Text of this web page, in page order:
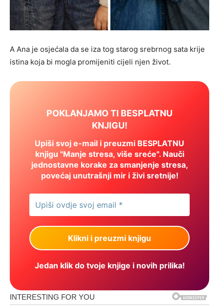
A Ana je osjećala da se iza tog starog srebrnog sata krije
istina koja bi mogla promijeniti cijeli njen život.
POKLANJAMO TI BESPLATNU
KNJIGU!
Upiši svoj e-mail i preuzmi BESPLATNU
knjigu "Manje stresa, više sreće". Nauči
jednostavne korake za smanjenje stresa,
povećaj unutrašnji mir i živi sretnije!
Jedan klik do tvoje knjige i novih prilika!